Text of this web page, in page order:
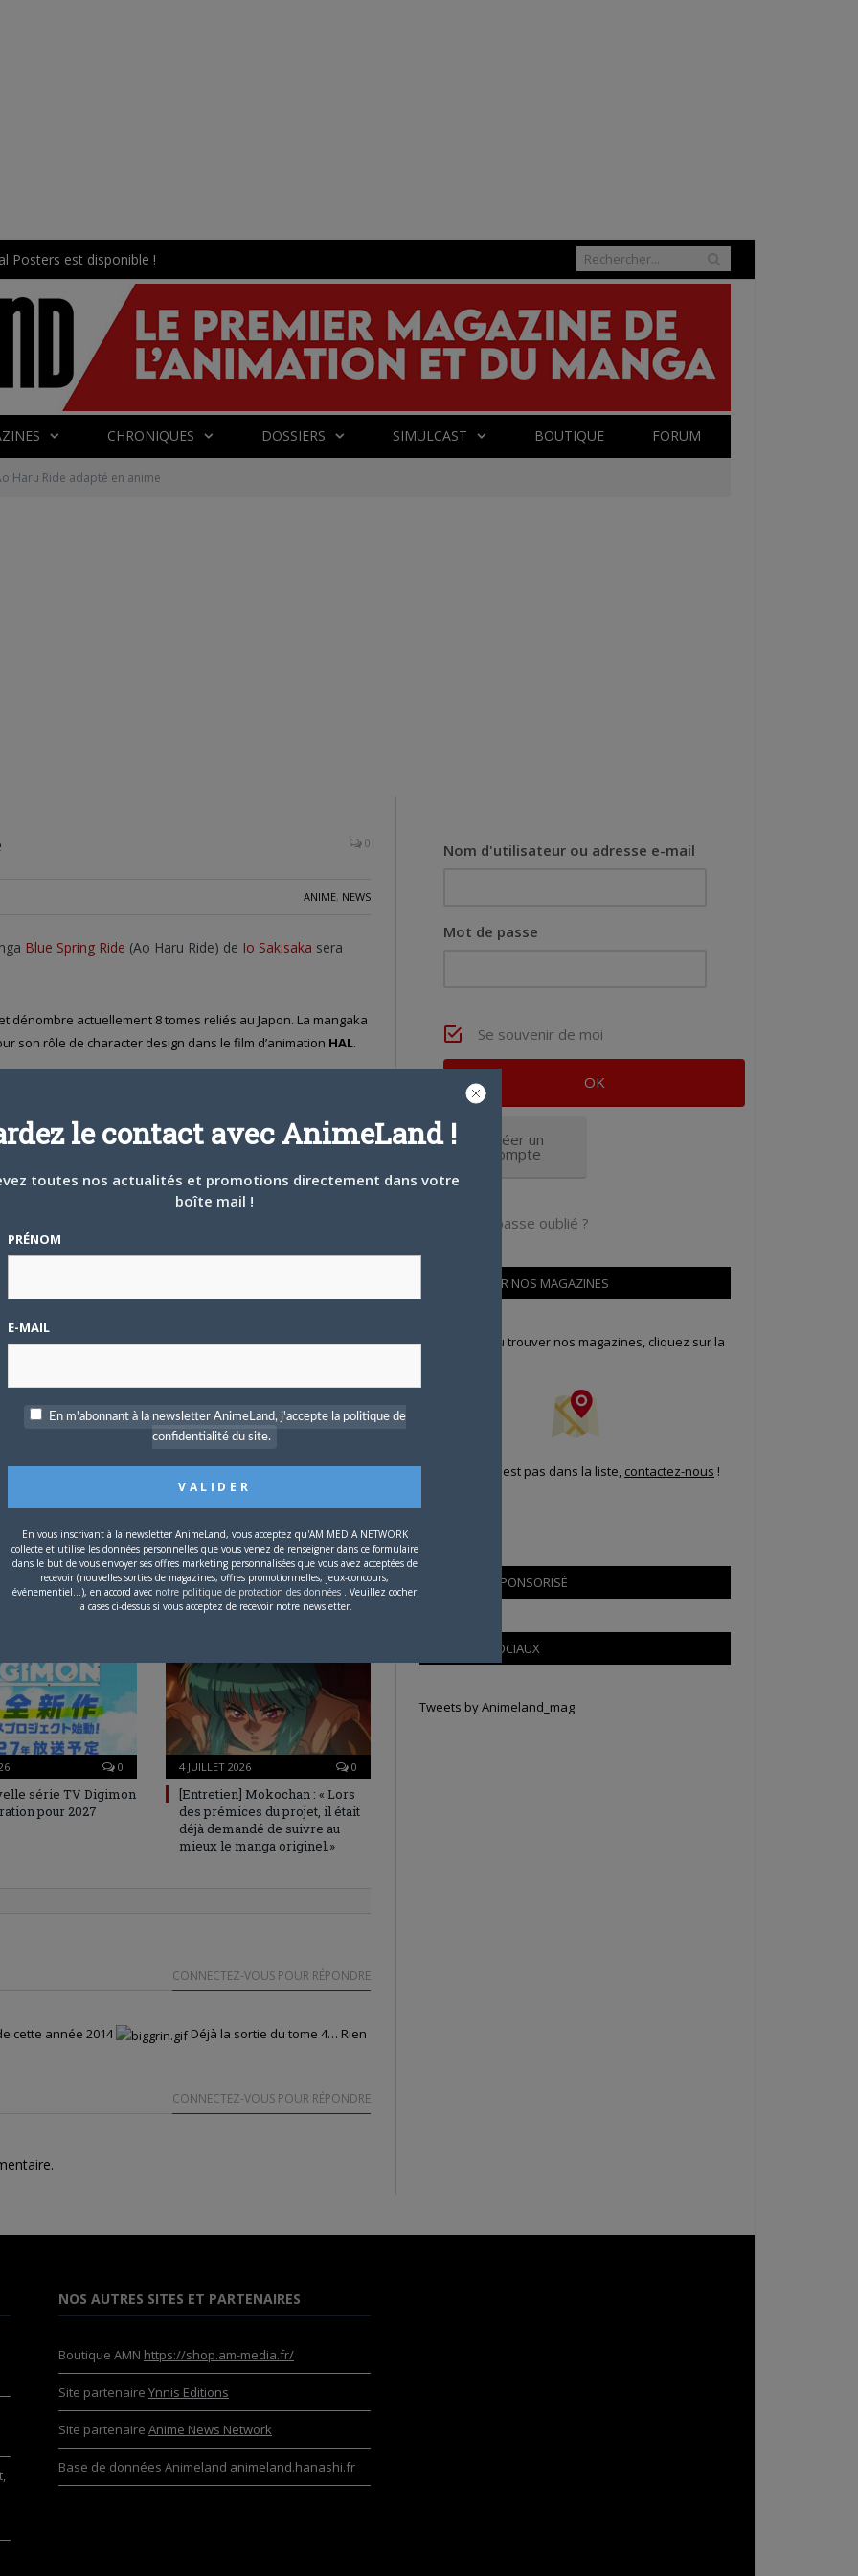
Posters est disponible !
CHRONIQUES DOSSIERS SIMULCAST BOUTIQUE FORUM
Haru Ride adapté en anime
0
ANIME, NEWS
Blue Spring Ride (Ao Haru Ride) de Io Sakisaka sera
et dénombre actuellement 8 tomes reliés au Japon. La mangaka
son rôle de character design dans le film d’animation HAL.
avec les garçons, excepté avec le jeune Tanaka.
se transforme en sentiments amoureux. Lors d’un rendez-
elle apprend qu’il a brusquement été transféré dans une
avouer ses sentiments.
Facebook
0
série TV Digimon
pour 2027
4 JUILLET 2026 0
[Entretien] Mokochan : « Lors
des prémices du projet, il était
déjà demandé de suivre au
mieux le manga originel.»
CONNECTEZ-VOUS POUR RÉPONDRE
cette année 2014
Déjà la sortie du tome 4… Rien
CONNECTEZ-VOUS POUR RÉPONDRE
Nom d'utilisateur ou adresse e-mail
Mot de passe
Se souvenir de moi
Créer un
compte
Mot de passe oublié ?
OÙ TROUVER NOS MAGAZINES
Pour savoir où trouver nos magazines, cliquez sur la
Si votre ville n'est pas dans la liste, contactez-nous !
CONTENU SPONSORISÉ
RÉSEAUX SOCIAUX
Tweets by Animeland_mag
NOS AUTRES SITES ET PARTENAIRES
Boutique AMN https://shop.am-media.fr/
Site partenaire Ynnis Editions
Site partenaire Anime News Network
Base de données Animeland animeland.hanashi.fr
le contact avec AnimeLand !
toutes nos actualités et promotions directement dans votre
boîte mail !
PRÉNOM
E-MAIL
En m'abonnant à la newsletter AnimeLand, j'accepte la politique de
confidentialité du site.
En vous inscrivant à la newsletter AnimeLand, vous acceptez qu'AM MEDIA NETWORK
collecte et utilise les données personnelles que vous venez de renseigner dans ce formulaire
dans le but de vous envoyer ses offres marketing personnalisées que vous avez acceptées de
recevoir (nouvelles sorties de magazines, offres promotionnelles, jeux-concours,
événementiel...), en accord avec notre politique de protection des données . Veuillez cocher
la cases ci-dessus si vous acceptez de recevoir notre newsletter.